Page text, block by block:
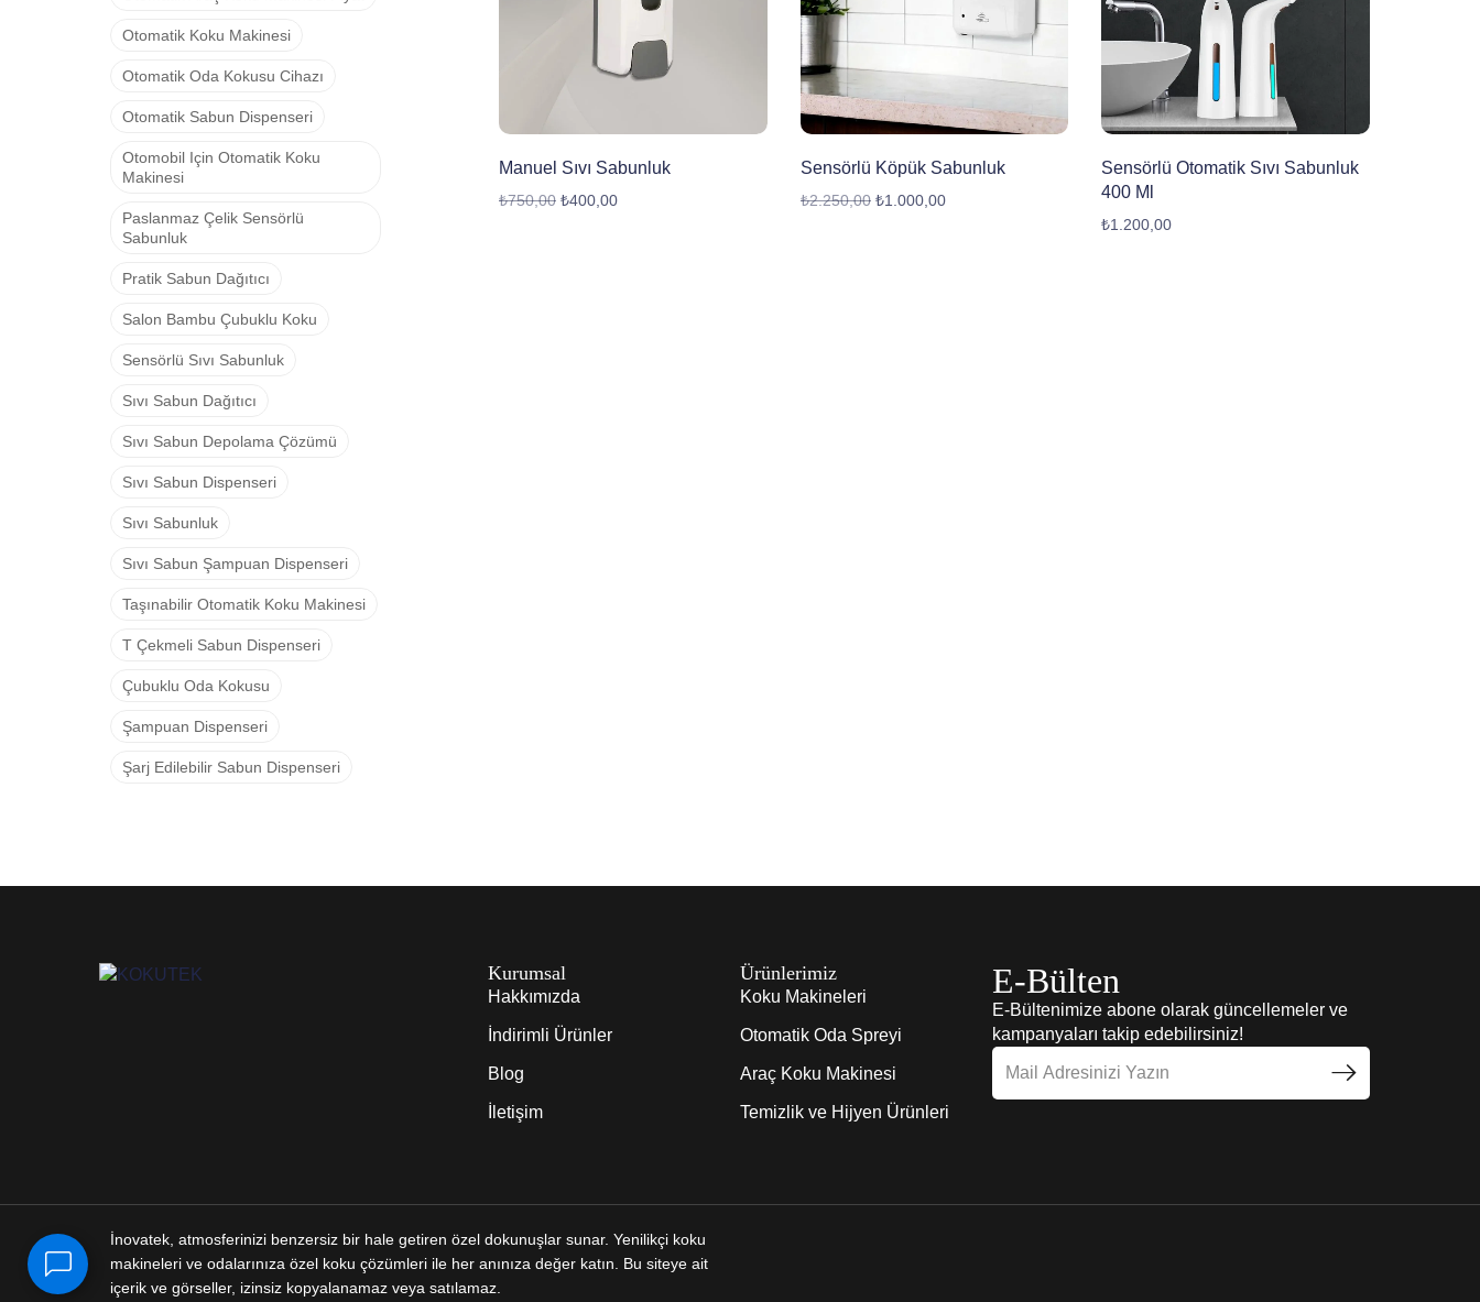
Otomatik Koku Makinesi
Otomatik Oda Kokusu Cihazı
Otomatik Sabun Dispenseri
Otomobil Için Otomatik Koku
Makinesi
Paslanmaz Çelik Sensörlü
Sabunluk
Pratik Sabun Dağıtıcı
Salon Bambu Çubuklu Koku
Sensörlü Sıvı Sabunluk
Sıvı Sabun Dağıtıcı
Sıvı Sabun Depolama Çözümü
Sıvı Sabun Dispenseri
Sıvı Sabunluk
Sıvı Sabun Şampuan Dispenseri
Taşınabilir Otomatik Koku Makinesi
T Çekmeli Sabun Dispenseri
Çubuklu Oda Kokusu
Şampuan Dispenseri
Şarj Edilebilir Sabun Dispenseri
Manuel Sıvı Sabunluk
₺750,00 ₺400,00
Sensörlü Köpük Sabunluk
₺2.250,00 ₺1.000,00
Sensörlü Otomatik Sıvı Sabunluk
400 Ml
₺1.200,00
Kurumsal
Hakkımızda
İndirimli Ürünler
Blog
İletişim
Ürünlerimiz
Koku Makineleri
Otomatik Oda Spreyi
Araç Koku Makinesi
Temizlik ve Hijyen Ürünleri
E-Bülten
E-Bültenimize abone olarak güncellemeler ve
kampanyaları takip edebilirsiniz!
İnovatek, atmosferinizi benzersiz bir hale getiren özel dokunuşlar sunar. Yenilikçi koku
makineleri ve odalarınıza özel koku çözümleri ile her anınıza değer katın. Bu siteye ait
içerik ve görseller, izinsiz kopyalanamaz veya satılamaz.